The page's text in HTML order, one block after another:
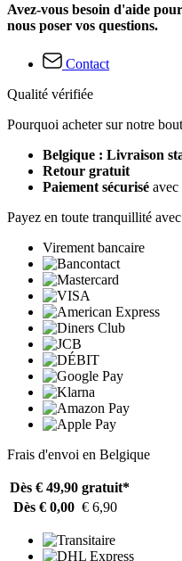
Avez-vous besoin d'aide
nous poser vos questions.
Contact
Qualité vérifiée
Pourquoi acheter sur notre
Belgique : Livraison
Retour gratuit
Paiement sécurisé avec
Payez en toute tranquillité avec
Virement bancaire
Frais d'envoi en Belgique
Dès € 49,90 gratuit*
Dès € 0,00 € 6,90